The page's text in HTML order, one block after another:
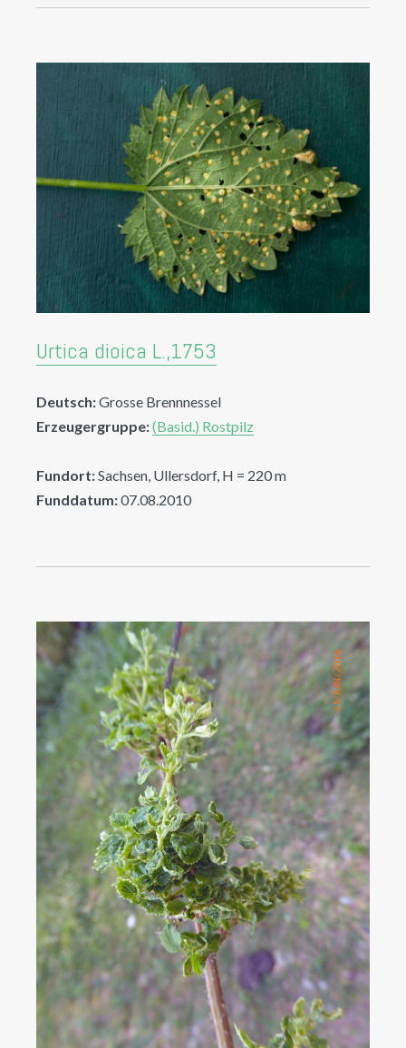
Urtica dioica L.,1753
Deutsch:Grosse Brennnessel
Erzeugergruppe:(Basid.) Rostpilz
Fundort:Sachsen, Ullersdorf, H = 220 m
Funddatum:07.08.2010